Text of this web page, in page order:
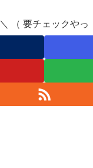
＼ （ 要チェックやっ